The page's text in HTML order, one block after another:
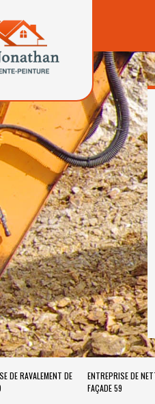
DE RAVALEMENT DE
ENTREPRISE DE
FAÇADE 59